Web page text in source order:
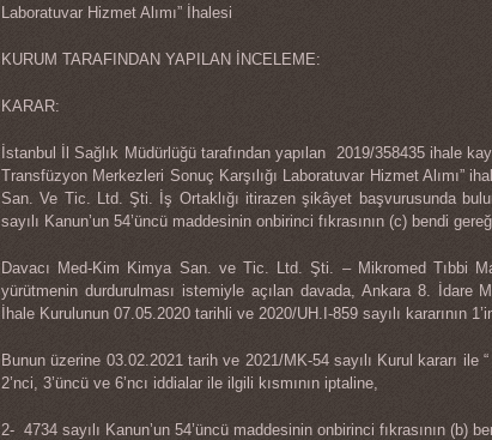
Laboratuvar Hizmet Alımı” İhalesi
KURUM TARAFINDAN YAPILAN İNCELEME:
KARAR:
İstanbul İl Sağlık Müdürlüğü tarafından yapılan 2019/358435 ihale
Transfüzyon Merkezleri Sonuç Karşılığı Laboratuvar Hizmet
San. Ve Tic. Ltd. Şti. İş Ortaklığı itirazen şikâyet başvurusunda
sayılı Kanun’un 54’üncü maddesinin onbirinci fıkrasının (c) bendi
Davacı Med-Kim Kimya San. ve Tic. Ltd. Şti. – Mikromed Tıbbi
yürütmenin durdurulması istemiyle açılan davada, Ankara 8. İdare
İhale Kurulunun 07.05.2020 tarihli ve 2020/UH.I-859 sayılı kararının
Bunun üzerine 03.02.2021 tarih ve 2021/MK-54 sayılı Kurul kararı ile
2’nci, 3’üncü ve 6’ncı iddialar ile ilgili kısmının iptaline,
2- 4734 sayılı Kanun’un 54’üncü maddesinin onbirinci fıkrasının